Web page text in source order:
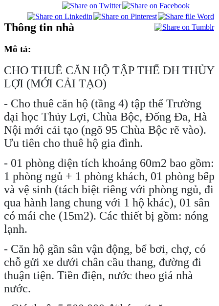
Thông tin nhà
Mô tả:
CHO THUÊ CĂN HỘ TẬP THỂ ĐH THỦY
LỢI (MỚI CẢI TẠO)
- Cho thuê căn hộ (tầng 4) tập thể Trường
đại học Thủy Lợi, Chùa Bộc, Đống Đa, Hà
Nội mới cải tạo (ngõ 95 Chùa Bộc rẽ vào).
Ưu tiên cho thuê hộ gia đình.
- 01 phòng diện tích khoảng 60m2 bao gồm:
1 phòng ngủ + 1 phòng khách, 01 phòng bếp
và vệ sinh (tách biệt riêng với phòng ngủ, đi
qua hành lang chung với 1 hộ khác), 01 sân
có mái che (15m2). Các thiết bị gồm: nóng
lạnh.
- Căn hộ gần sân vận động, bể bơi, chợ, có
chỗ gửi xe dưới chân cầu thang, đường đi
thuận tiện. Tiền điện, nước theo giá nhà
nước.